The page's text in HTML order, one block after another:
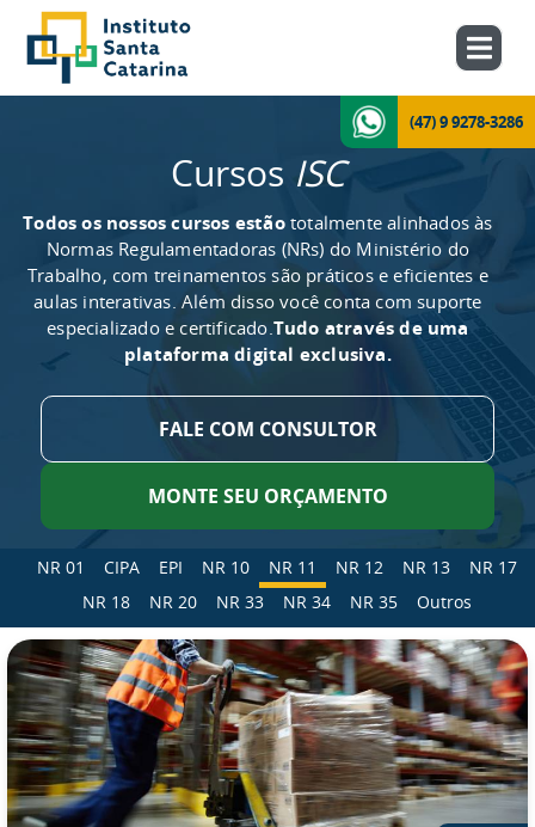
(47) 9 9278-3286
Cursos ISC
Todos os nossos cursos estãototalmente alinhados às
Normas Regulamentadoras (NRs) do Ministério do
Trabalho, com treinamentos são práticos e eficientes e
aulas interativas. Além disso você conta com suporte
especializado e certificado.Tudo através de uma
plataforma digital exclusiva.
FALE COM CONSULTOR
MONTE SEU ORÇAMENTO
NR 01 CIPA EPI NR 10 NR 11 NR 12 NR 13
NR 17
NR 18
NR 20 NR 33 NR 34 NR 35 Outros